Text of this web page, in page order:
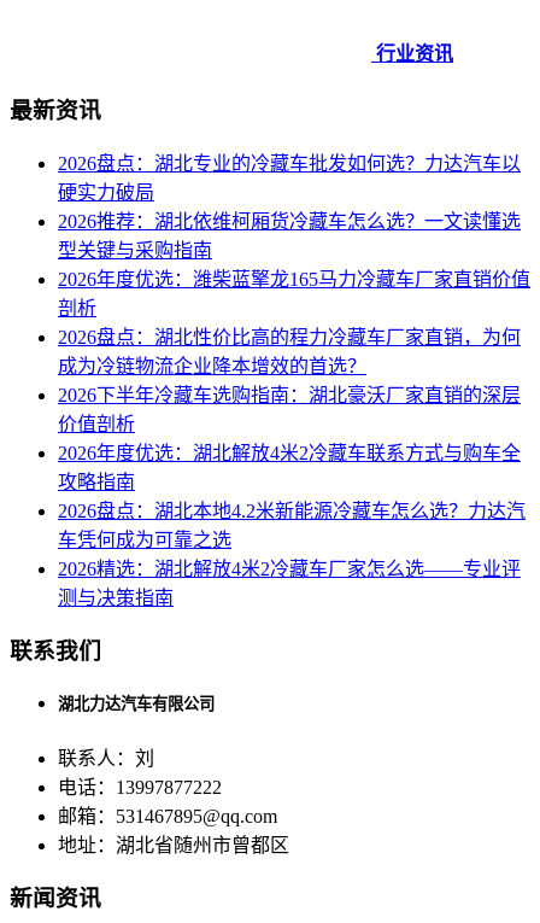
行业资讯
最新资讯
2026盘点：湖北专业的冷藏车批发如何选？力达汽车以
硬实力破局
2026推荐：湖北依维柯厢货冷藏车怎么选？一文读懂选
型关键与采购指南
2026年度优选：潍柴蓝擎龙165马力冷藏车厂家直销价值
剖析
2026盘点：湖北性价比高的程力冷藏车厂家直销，为何
成为冷链物流企业降本增效的首选？
2026下半年冷藏车选购指南：湖北豪沃厂家直销的深层
价值剖析
2026年度优选：湖北解放4米2冷藏车联系方式与购车全
攻略指南
2026盘点：湖北本地4.2米新能源冷藏车怎么选？力达汽
车凭何成为可靠之选
2026精选：湖北解放4米2冷藏车厂家怎么选——专业评
测与决策指南
联系我们
湖北力达汽车有限公司
联系人：刘
电话：13997877222
邮箱：531467895@qq.com
地址：湖北省随州市曾都区
新闻资讯